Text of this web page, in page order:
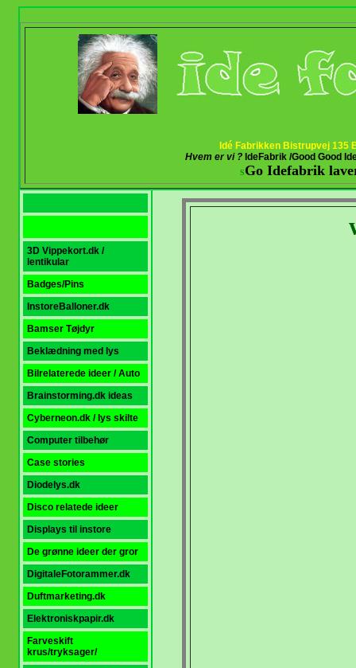
Idé Fabrikken Bistrupvej 135
Hvem er vi ? IdeFabrik /Good Good
SGo Idefabrik
3D Vippekort.dk /
lentikular
Badges/Pins
InstoreBalloner.dk
Bamser Tøjdyr
Beklædning med lys
Bilrelaterede ideer / Auto
Brainstorming.dk ideas
Cyberneon.dk / lys skilte
Computer tilbehør
Case stories
Diodelys.dk
Disco relatede ideer
Displays til instore
De grønne ideer der gror
DigitaleFotorammer.dk
Duftmarketing.dk
Elektroniskpapir.dk
Farveskift
krus/tryksager/